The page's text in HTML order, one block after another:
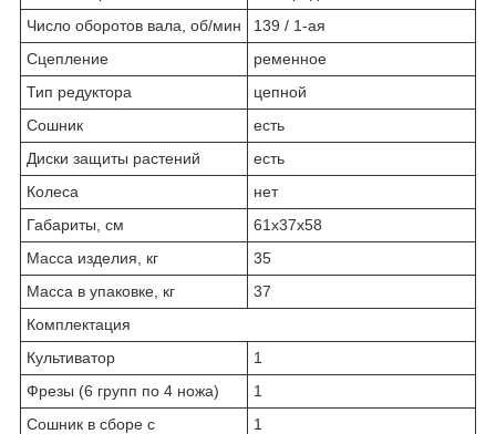
Число оборотов вала, об/мин
139 / 1-ая
Сцепление
ре­мен­ное
Тип редуктора
цеп­ной
Cошник
есть
Диски защиты растений
есть
Колеса
нет
Габариты, см
61x37x58
Масса изделия, кг
35
Масса в упаковке, кг
37
Комплектация
Культиватор
1
Фрезы (6 групп по 4 ножа)
1
Сошник в сборе с
1